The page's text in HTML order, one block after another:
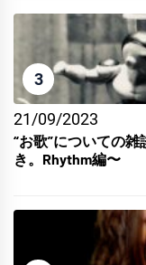
3
21/09/2023
“お歌”についての
き。Rhythm編〜